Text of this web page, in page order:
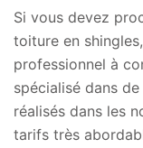
Si vous devez
toiture en
professionnel à
spécialisé dans
réalisés dans les
tarifs très